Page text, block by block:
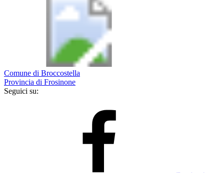
Comune di Broccostella
Provincia di Frosinone
Seguici su: